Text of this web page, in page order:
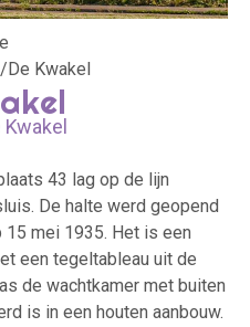
De Kwakel
43 lag op de lijn
De halte werd geopend
mei 1935. Het is een
een tegeltableau uit de
de wachtkamer met buiten
is in een houten aanbouw.